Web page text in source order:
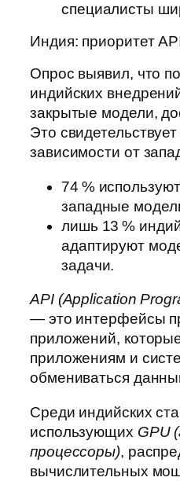
специалисты
Индия: приоритет
Опрос выявил, что
индийских
закрытые модели,
Это
зависимости от
74 %
западные
лишь 13 %
адаптируют
задачи.
API (Application
— это интерфейсы
приложений,
приложениям и
обмениваться
Среди индийских
использующих GPU
процессоры),
вычислительных